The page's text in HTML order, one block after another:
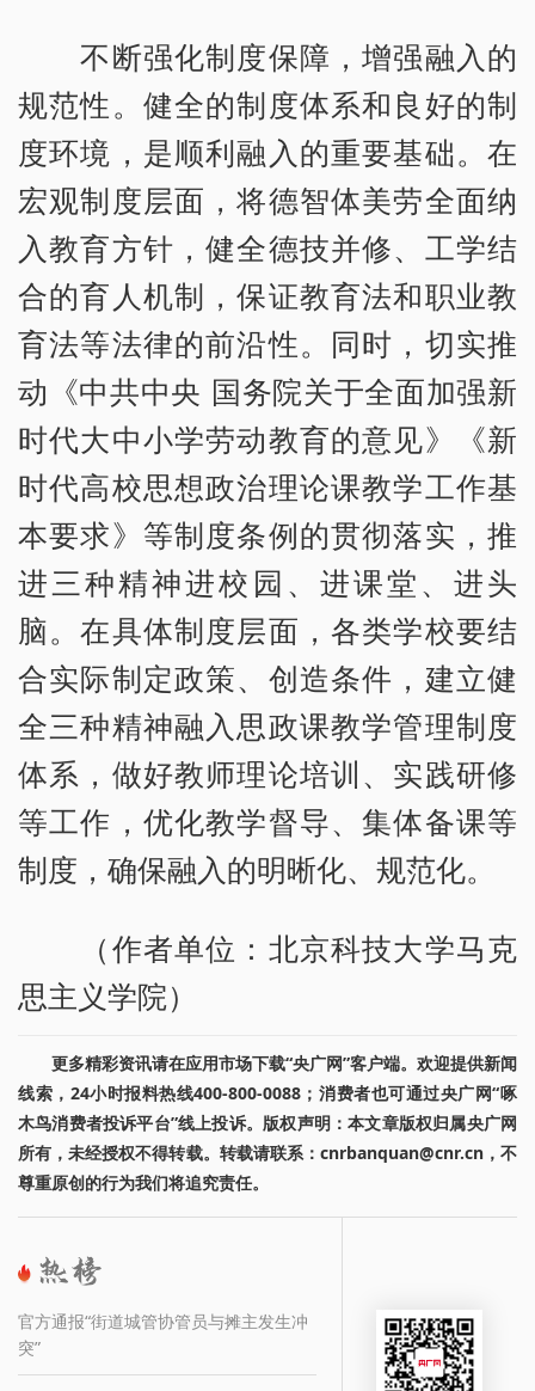
不断强化制度保障，增强融入的
规范性。健全的制度体系和良好的制
度环境，是顺利融入的重要基础。在
宏观制度层面，将德智体美劳全面纳
入教育方针，健全德技并修、工学结
合的育人机制，保证教育法和职业教
育法等法律的前沿性。同时，切实推
动《中共中央 国务院关于全面加强新
时代大中小学劳动教育的意见》《新
时代高校思想政治理论课教学工作基
本要求》等制度条例的贯彻落实，推
进三种精神进校园、进课堂、进头
脑。在具体制度层面，各类学校要结
合实际制定政策、创造条件，建立健
全三种精神融入思政课教学管理制度
体系，做好教师理论培训、实践研修
等工作，优化教学督导、集体备课等
制度，确保融入的明晰化、规范化。
（作者单位：北京科技大学马克
思主义学院）
更多精彩资讯请在应用市场下载“央广网”客户端。欢迎提供新闻
线索，24小时报料热线400-800-0088；消费者也可通过央广网“啄
木鸟消费者投诉平台”线上投诉。版权声明：本文章版权归属央广网
所有，未经授权不得转载。转载请联系：cnrbanquan@cnr.cn，不
尊重原创的行为我们将追究责任。
官方通报“街道城管协管员与摊主发生冲
突”